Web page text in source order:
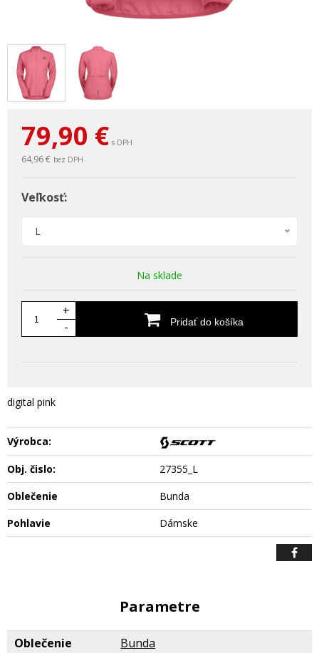
79,90 € s DPH
64,96 € bez DPH
Veľkosť:
L
Na sklade
+
-
Pridať do košíka
digital pink
Výrobca:
Obj. čislo:
27355_L
Oblečenie
Bunda
Pohlavie
Dámske
Parametre
Oblečenie
Bunda